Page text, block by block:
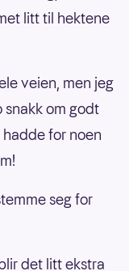
litt til hektene
veien, men jeg
om godt
for noen
seg for
det litt ekstra